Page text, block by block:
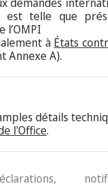
est telle que
l’OMPI
à États
Annexe A).
détails
l'Office.